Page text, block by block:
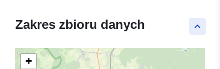
keyboard_arrow_up
Zakres zbioru danych
+